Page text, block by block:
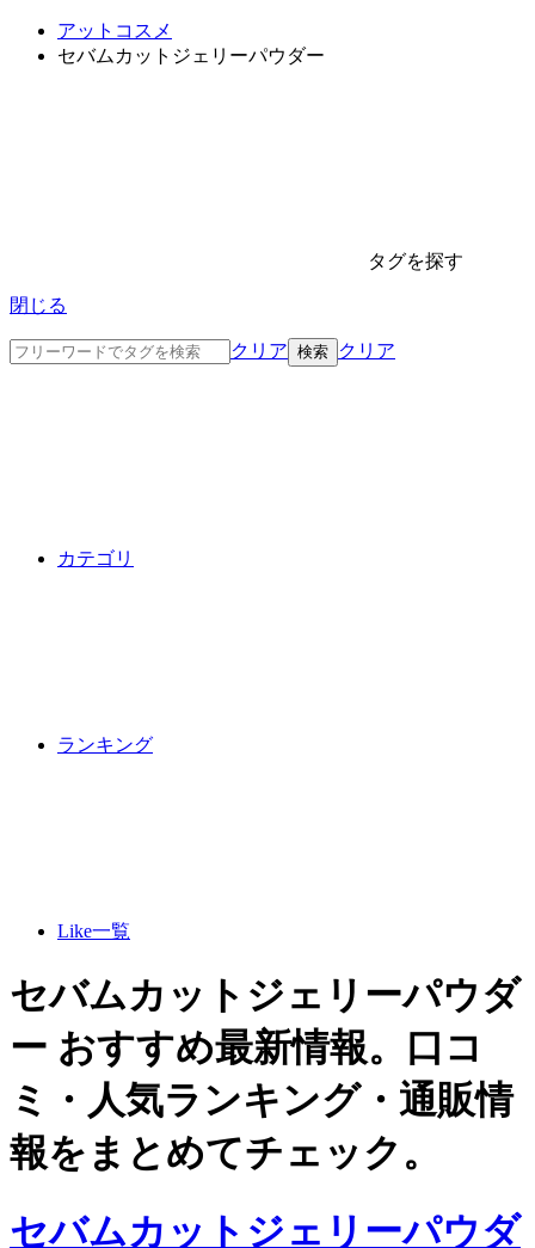
アットコスメ
セバムカットジェリーパウダー
タグを探す
閉じる
クリア クリア
カテゴリ
ランキング
Like一覧
セバムカットジェリーパウダ
ー おすすめ最新情報。口コ
ミ・人気ランキング・通販情
報をまとめてチェック。
セバムカットジェリーパウダ